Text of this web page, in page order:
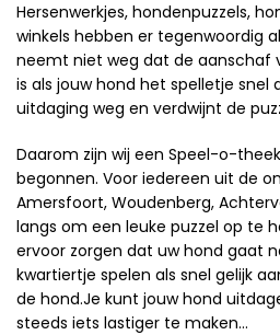
Hersenwerkjes, hondenpuzzels,
winkels hebben er tegenwoordig
neemt niet weg dat de aanschaf
is als jouw hond het spelletje snel
uitdaging weg en verdwijnt de
Daarom zijn wij een Speel-o-
begonnen. Voor iedereen uit de
Amersfoort, Woudenberg,
langs om een leuke puzzel op te
ervoor zorgen dat uw hond gaat
kwartiertje spelen als snel gelijk
de hond.Je kunt jouw hond
steeds iets lastiger te maken…